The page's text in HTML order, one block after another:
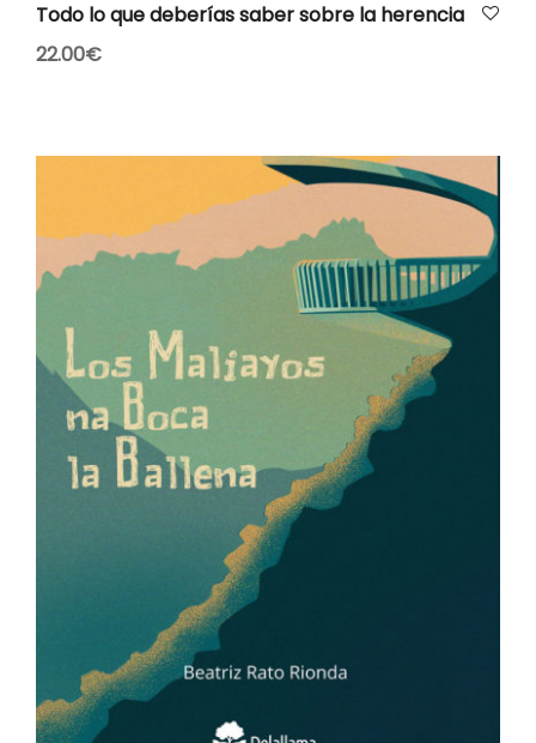
Todo lo que deberías saber sobre la herencia
22.00€